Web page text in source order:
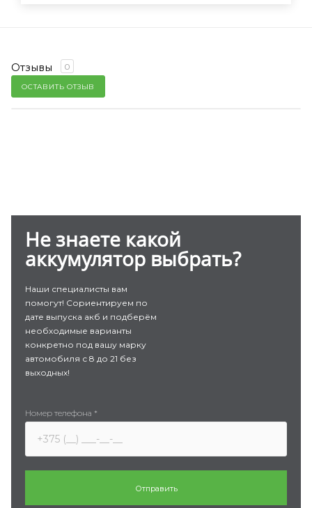
Отзывы 0
ОСТАВИТЬ ОТЗЫВ
Не знаете какой
аккумулятор выбрать?
Наши специалисты вам
помогут! Сориентируем по
дате выпуска акб и подберём
необходимые варианты
конкретно под вашу марку
автомобиля с 8 до 21 без
выходных!
Номер телефона *